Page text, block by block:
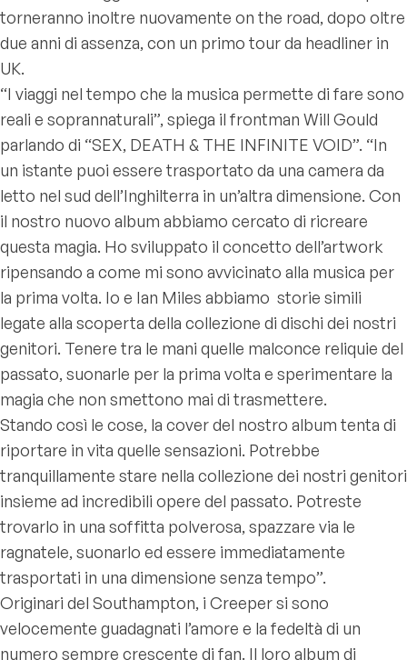
torneranno inoltre nuovamente on the road, dopo oltre
due anni di assenza, con un primo tour da headliner in
UK.
“I viaggi nel tempo che la musica permette di fare sono
reali e soprannaturali”, spiega il frontman Will Gould
parlando di “SEX, DEATH & THE INFINITE VOID”. “In
un istante puoi essere trasportato da una camera da
letto nel sud dell’Inghilterra in un’altra dimensione. Con
il nostro nuovo album abbiamo cercato di ricreare
questa magia. Ho sviluppato il concetto dell’artwork
ripensando a come mi sono avvicinato alla musica per
la prima volta. Io e Ian Miles abbiamo storie simili
legate alla scoperta della collezione di dischi dei nostri
genitori. Tenere tra le mani quelle malconce reliquie del
passato, suonarle per la prima volta e sperimentare la
magia che non smettono mai di trasmettere.
Stando così le cose, la cover del nostro album tenta di
riportare in vita quelle sensazioni. Potrebbe
tranquillamente stare nella collezione dei nostri genitori
insieme ad incredibili opere del passato. Potreste
trovarlo in una soffitta polverosa, spazzare via le
ragnatele, suonarlo ed essere immediatamente
trasportati in una dimensione senza tempo”.
Originari del Southampton, i Creeper si sono
velocemente guadagnati l’amore e la fedeltà di un
numero sempre crescente di fan. Il loro album di